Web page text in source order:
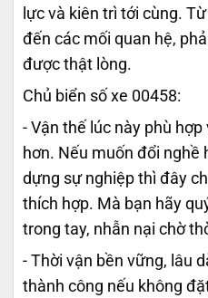
lực và kiên trì tới cùng.
đến các mối quan hệ,
được thật lòng.
Chủ biển số xe 00458:
- Vận thế lúc này phù
hơn. Nếu muốn đổi nghề
dựng sự nghiệp thì đây
thích hợp. Mà bạn hãy
trong tay, nhẫn nại chờ
- Thời vận bền vững, lâu
thành công nếu không